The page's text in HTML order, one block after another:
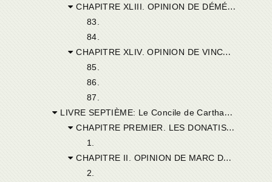
CHAPITRE XLIII. OPINION DE DÉMÉTRIUS DE LEPTIS.
83.
84.
CHAPITRE XLIV. OPINION DE VINCENT DE THIBARIS.
85.
86.
87.
LIVRE SEPTIÈME: Le Concile de Carthage.
CHAPITRE PREMIER. LES DONATISTES ET CYPRIEN, LES CHRÉTIENS JUDAÏSANTS ET SAINT PIERRE.
1.
CHAPITRE II. OPINION DE MARC DE MACTARUM.
2.